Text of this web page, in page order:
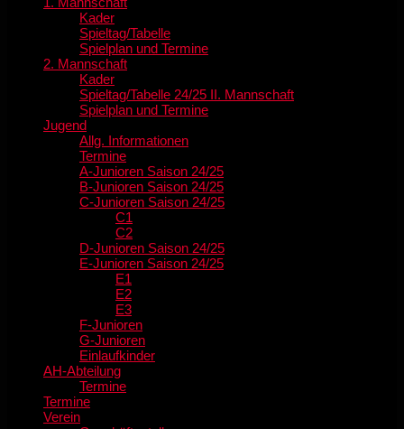
Kader
Spieltag/Tabelle
Spielplan und Termine
2. Mannschaft
Kader
Spieltag/Tabelle 24/25 II. Mannschaft
Spielplan und Termine
Jugend
Allg. Informationen
Termine
A-Junioren Saison 24/25
B-Junioren Saison 24/25
C-Junioren Saison 24/25
C1
C2
D-Junioren Saison 24/25
E-Junioren Saison 24/25
E1
E2
E3
F-Junioren
G-Junioren
Einlaufkinder
AH-Abteilung
Termine
Termine
Verein